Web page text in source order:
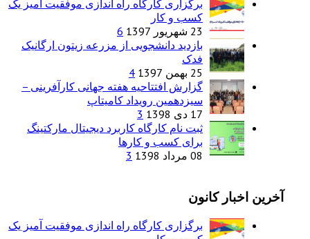
برگزاری کارگاه راه اندازی موفقیت آمیز یک
کسب و کار
23 شهریور 1397
6
بازدید دانشجویی از مزرعه زیتون ارگانیک
فدک
25 بهمن 1397
4
گزارش افتتاحیه هفته جهانی کارآفرینی –
سیزدهمین رویداد کامیتاپ
17 دی 1398
3
ثبت نام کارگاه کاربرد دیجیتال مارکتینگ
برای کسب و کارها
08 مرداد 1398
3
آخرین اخبار کانون
برگزاری کارگاه راه اندازی موفقیت آمیز یک